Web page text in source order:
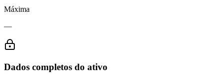
Máxima
—
Dados completos do ativo